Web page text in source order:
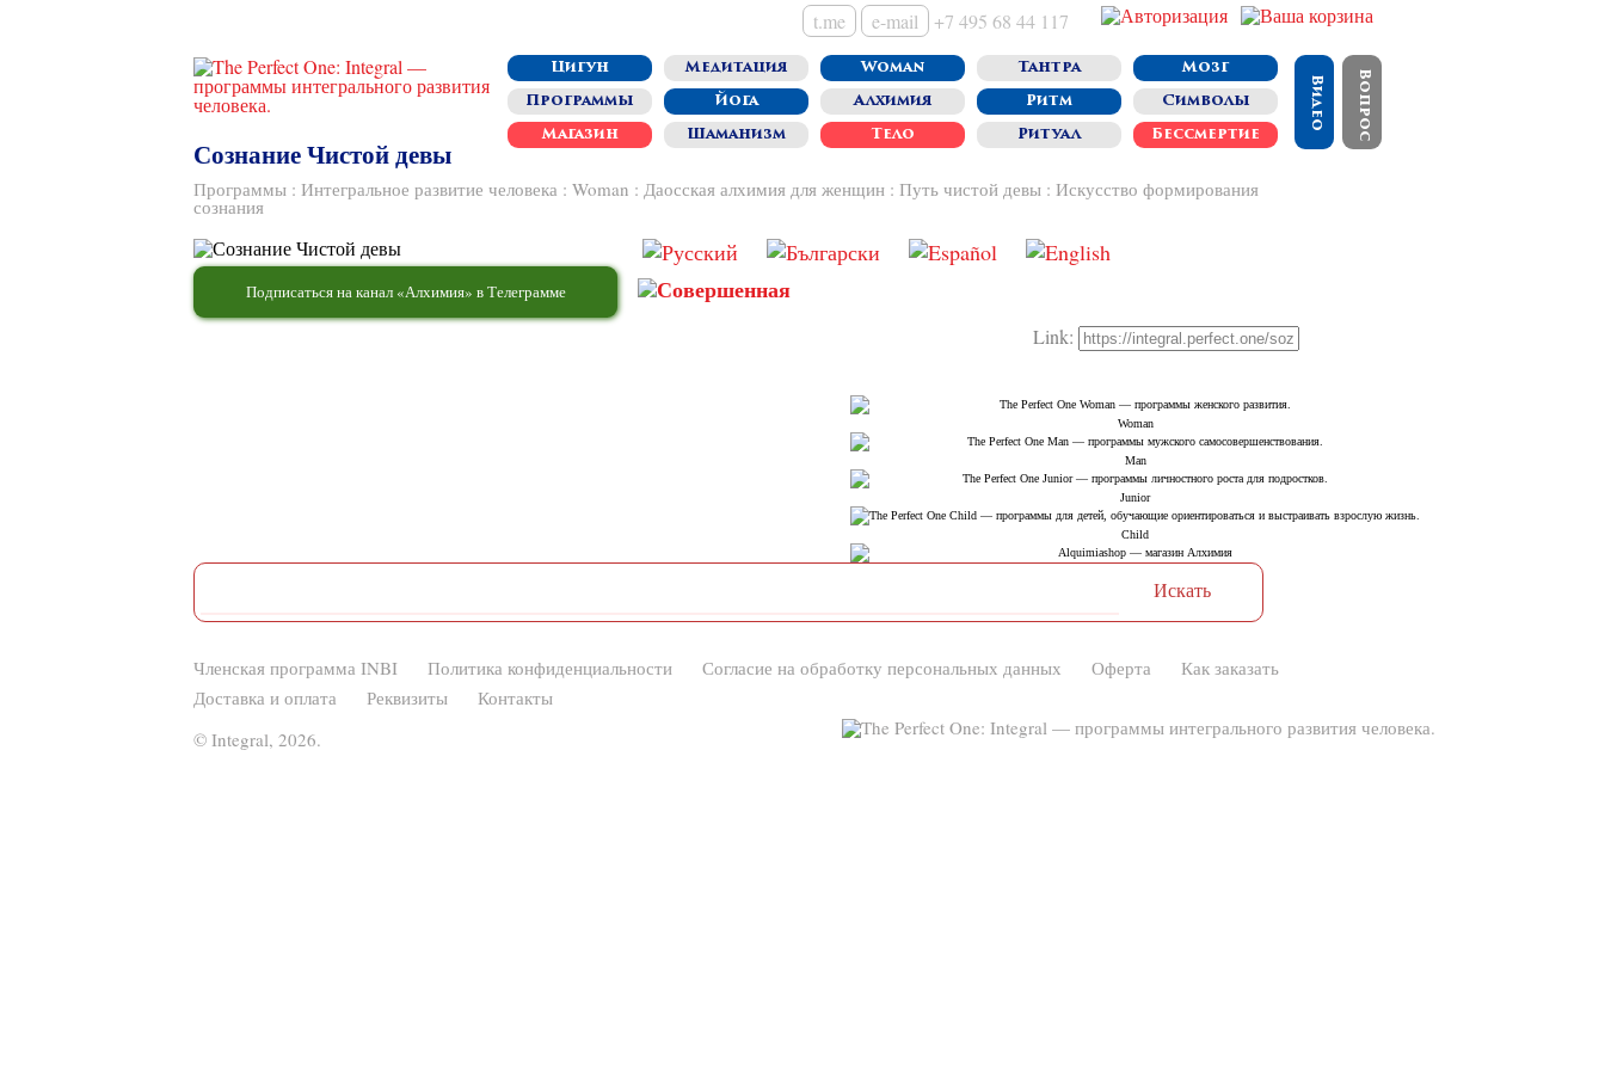
t.me e-mail +7 495 68 44 117
Цигун
Программы
Магазин
Медитация
Йога
Шаманизм
Woman
Алхимия
Тело
Тантра
Ритм
Ритуал
Мозг
Символы
Бессмертие
Видео Вопрос
Сознание Чистой девы
Программы : Интегральное развитие человека : Woman : Даосская алхимия для женщин : Путь чистой девы : Искусство формирования
сознания
Подписаться на канал «Алхимия» в Телеграмме
Link:
Woman
Man
Junior
Child
Членская программа INBI Политика конфиденциальности Согласие на обработку персональных данных Оферта
Как заказать
Доставка и оплата
Реквизиты
Контакты
© Integral, 2026.